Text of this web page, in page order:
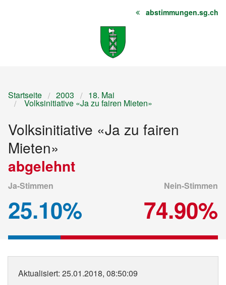
Startseite
Sitemap abstimmungen.sg.ch
Startseite 2003 18. Mai
Volksinitiative «Ja zu fairen Mieten»
Volksinitiative «Ja zu fairen
Mieten»
abgelehnt
Ja-Stimmen
25.10%
Nein-Stimmen
74.90%
Aktualisiert: 25.01.2018, 08:50:09